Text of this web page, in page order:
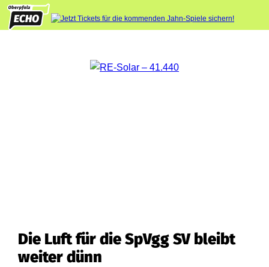
Die Luft für die SpVgg SV bleibt
weiter dünn